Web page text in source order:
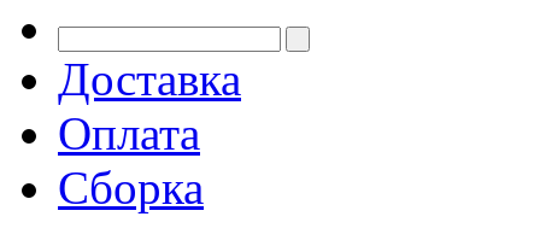
Доставка
Оплата
Сборка